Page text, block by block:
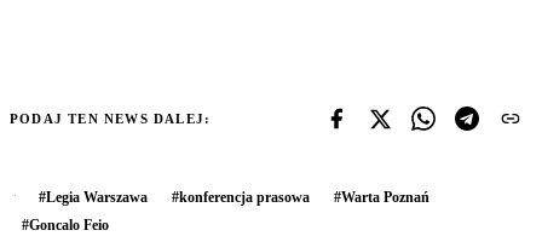
PODAJ TEN NEWS DALEJ:
#Legia Warszawa #konferencja prasowa #Warta Poznań
#Goncalo Feio